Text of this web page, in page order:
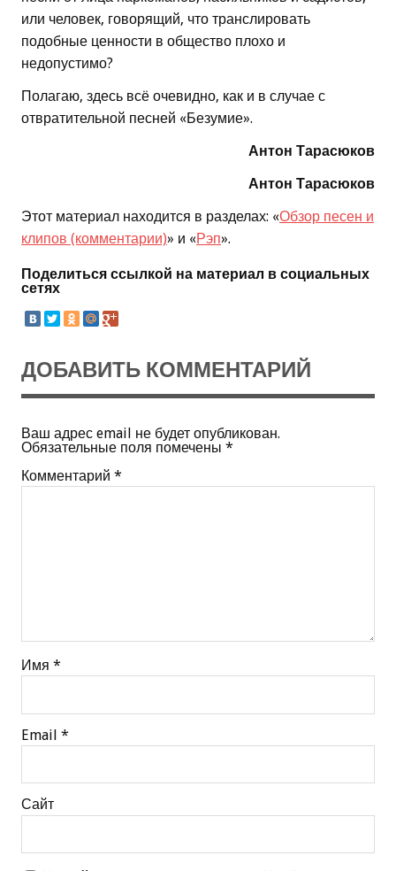
или человек, говорящий, что транслировать
подобные ценности в общество плохо и
недопустимо?
Полагаю, здесь всё очевидно, как и в случае с
отвратительной песней «Безумие».
Антон Тарасюков
Антон Тарасюков
Этот материал находится в разделах: «Обзор песен и
клипов (комментарии)» и «Рэп».
Поделиться ссылкой на материал в социальных
сетях
ДОБАВИТЬ КОММЕНТАРИЙ
Ваш адрес email не будет опубликован.
Обязательные поля помечены *
Комментарий *
Имя *
Email *
Сайт